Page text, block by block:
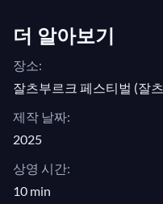
더 알아보기
장소:
잘츠부르크 페스티벌 (잘
제작 날짜:
2025
상영 시간:
10 min